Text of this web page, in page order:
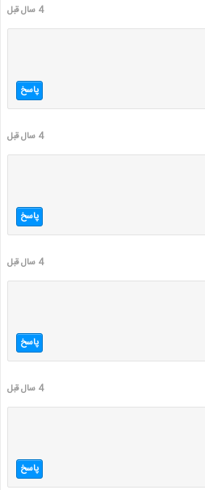
4 سال قبل
پاسخ
4 سال قبل
پاسخ
4 سال قبل
پاسخ
4 سال قبل
پاسخ